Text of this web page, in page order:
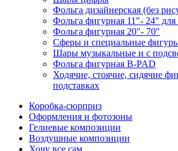
Фольга дизайнерская (без
Фольга фигурная 11"- 24" для
Фольга фигурная 20"- 70"
Сферы и специальные
Шары музыкальные и с
Фольга фигурная B-PAD
Ходячие, стоячие, сидячие
подставках
Коробка-сюрприз
Оформления и фотозоны
Гелиевые композиции
Воздушные композиции
Хочу все сам